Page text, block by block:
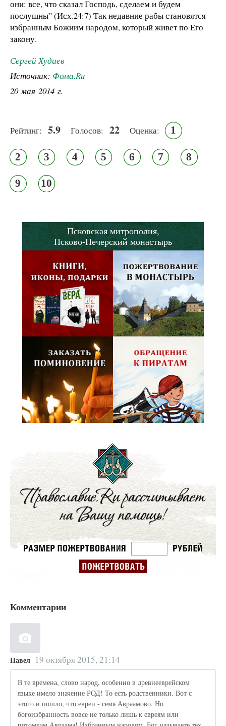
они: все, что сказал Господь, сделаем и будем
послушны” (Исх.24:7) Так недавние рабы становятся
избранным Божиим народом, который живет по Его
закону.
Сергей Худиев
Источник: Фома.Ru
20 мая 2014 г.
Рейтинг: 5.9 Голосов: 22 Оценка: 1
2 3 4 5 6 7 8
9 10
Псковская митрополия,
Псково-Печерский монастырь
Комментарии
Павел 19 октября 2015, 21:14
В те времена, слово народ, особенно в древнееврейском
языке имело значение РОД! То есть родственники. Вот с
этого и пошло, что евреи - семя Авраамово. Но
богоизбранность вовсе не только лишь к евреям или